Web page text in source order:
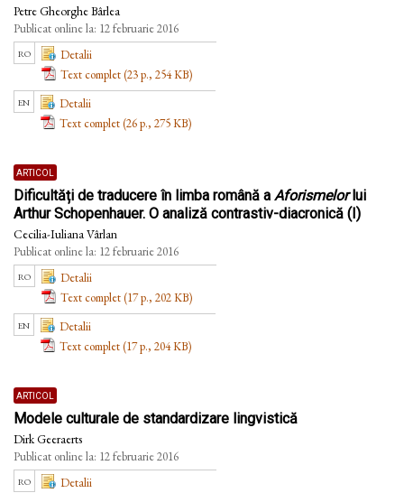
Petre Gheorghe Bârlea
Publicat online la: 12 februarie 2016
ro
Detalii
Text complet (23 p., 254 KB)
en
Detalii
Text complet (26 p., 275 KB)
articol
Dificultăți de traducere în limba română a Aforismelorlui
Arthur Schopenhauer. O analiză contrastiv-diacronică (I)
Cecilia-Iuliana Vârlan
Publicat online la: 12 februarie 2016
ro
Detalii
Text complet (17 p., 202 KB)
en
Detalii
Text complet (17 p., 204 KB)
articol
Modele culturale de standardizare lingvistică
Dirk Geeraerts
Publicat online la: 12 februarie 2016
ro
Detalii